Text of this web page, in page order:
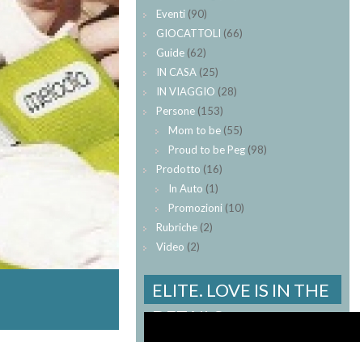
Eventi (90)
GIOCATTOLI (66)
Guide (62)
IN CASA (25)
IN VIAGGIO (28)
Persone (153)
Mom to be (55)
Proud to be Peg (98)
Prodotto (16)
In Auto (1)
Promozioni (10)
Rubriche (2)
Video (2)
ELITE. LOVE IS IN THE
DETAILS.